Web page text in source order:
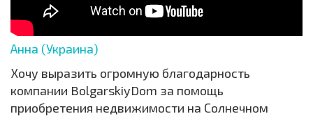
Анна (Украина)
Хочу выразить огромную благодарность
компании BolgarskiyDom за помощь
приобретения недвижимости на Солнечном